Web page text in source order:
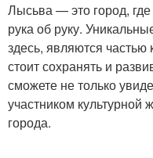
Лысьва — это город,
рука об руку.
здесь, являются частью
стоит сохранять и
сможете не только
участником культурной
города.